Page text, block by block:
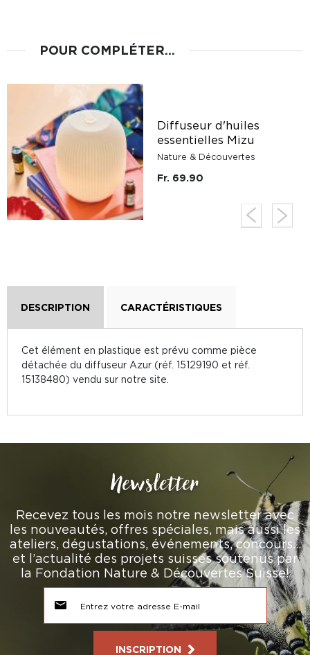
POUR COMPLÉTER...
Diffuseur d'huiles
essentielles Mizu
Nature & Découvertes
Fr. 69.90
DESCRIPTION CARACTÉRISTIQUES
Cet élément en plastique est prévu comme pièce
détachée du diffuseur Azur (réf. 15129190 et réf.
15138480) vendu sur notre site.
Newsletter
Recevez tous les mois notre newsletter avec
les nouveautés, offres spéciales, mais aussi les
ateliers, dégustations, événements, concours…
et l’actualité des projets suisses soutenus par
la Fondation Nature & Découvertes Suisse!
INSCRIPTION